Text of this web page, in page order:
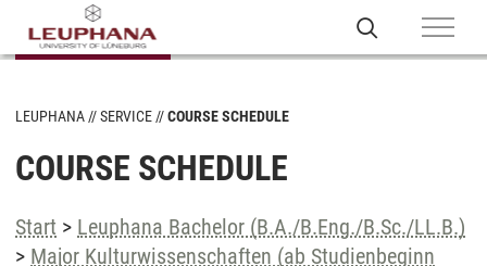
LEUPHANA SERVICE COURSE SCHEDULE
COURSE SCHEDULE
Start > Leuphana Bachelor (B.A./B.Eng./B.Sc./LL.B.)
> Major Kulturwissenschaften (ab Studienbeginn